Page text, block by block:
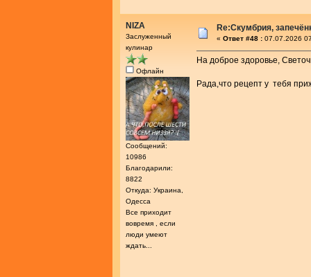
NIZA
Заслуженный
кулинар
Офлайн
Сообщений:
10986
Благодарили:
8822
Откуда: Украина,
Одесса
Все приходит
вовремя , если
люди умеют
ждать...
Re:Скумбрия,
« Ответ #48 : 07.07.2026
На доброе здоровье,
Рада,что рецепт у тебя